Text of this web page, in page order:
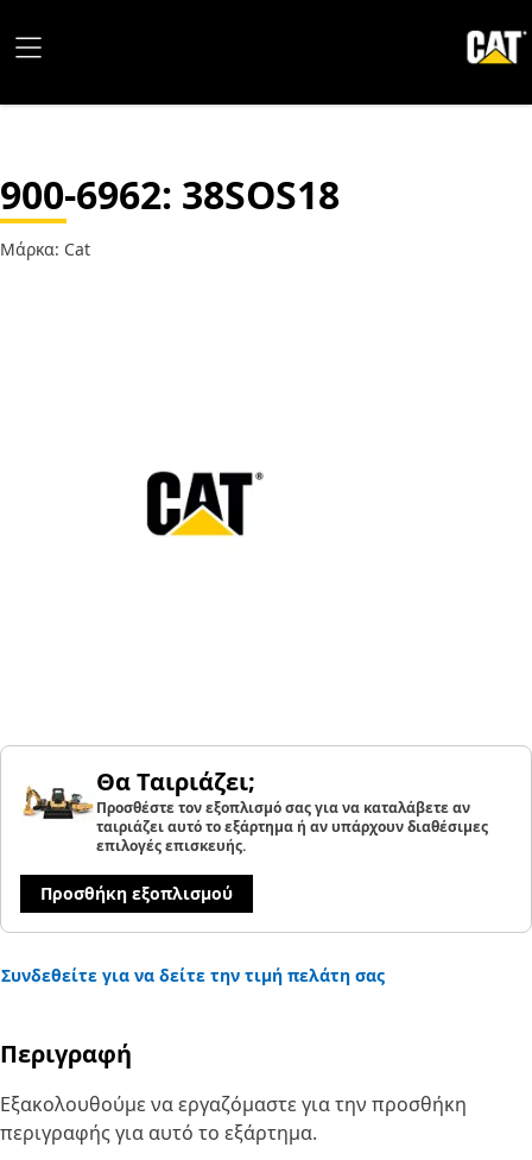
900-6962: 38SOS18
Μάρκα: Cat
Θα Ταιριάζει;
Προσθέστε τον εξοπλισμό σας για να καταλάβετε αν
ταιριάζει αυτό το εξάρτημα ή αν υπάρχουν διαθέσιμες
επιλογές επισκευής.
Προσθήκη εξοπλισμού
Συνδεθείτε για να δείτε την τιμή πελάτη σας
Περιγραφή
Εξακολουθούμε να εργαζόμαστε για την προσθήκη
περιγραφής για αυτό το εξάρτημα.